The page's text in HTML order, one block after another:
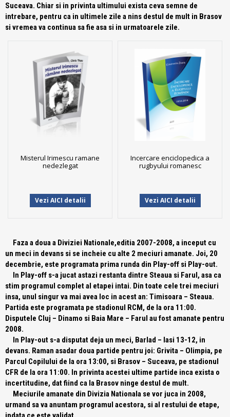
Suceava. Chiar si in privinta ultimului exista ceva semne de
intrebare, pentru ca in ultimele zile a nins destul de mult in Brasov
si vremea va continua sa fie asa si in urmatoarele zile.
Misterul Irimescu ramane
nedezlegat
Vezi AICI detalii
Incercare enciclopedica a
rugbyului romanesc
Vezi AICI detalii
Faza a doua a Diviziei Nationale,editia 2007-2008, a inceput cu
un meci in devans si se incheie cu alte 2 meciuri amanate. Joi, 20
decembrie, este programata prima runda din Play-off si Play-out.
In Play-off s-a jucat astazi restanta dintre Steaua si Farul, asa ca
stim programul complet al etapei intai. Din toate cele trei meciuri
insa, unul singur va mai avea loc in acest an: Timisoara – Steaua.
Partida este programata pe stadionul RCM, de la ora 11:00.
Disputele Cluj – Dinamo si Baia Mare – Farul au fost amanate pentru
2008.
In Play-out s-a disputat deja un meci, Barlad – Iasi 13-12, in
devans. Raman asadar doua partide pentru joi: Grivita – Olimpia, pe
Parcul Copilului de la ora 13:00, si Brasov – Suceava, pe stadionul
CFR de la ora 11:00. In privinta acestei ultime partide inca exista o
incertitudine, dat fiind ca la Brasov ninge destul de mult.
Meciurile amanate din Divizia Nationala se vor juca in 2008,
urmand sa va anuntam programul acestora, si al restului de etape,